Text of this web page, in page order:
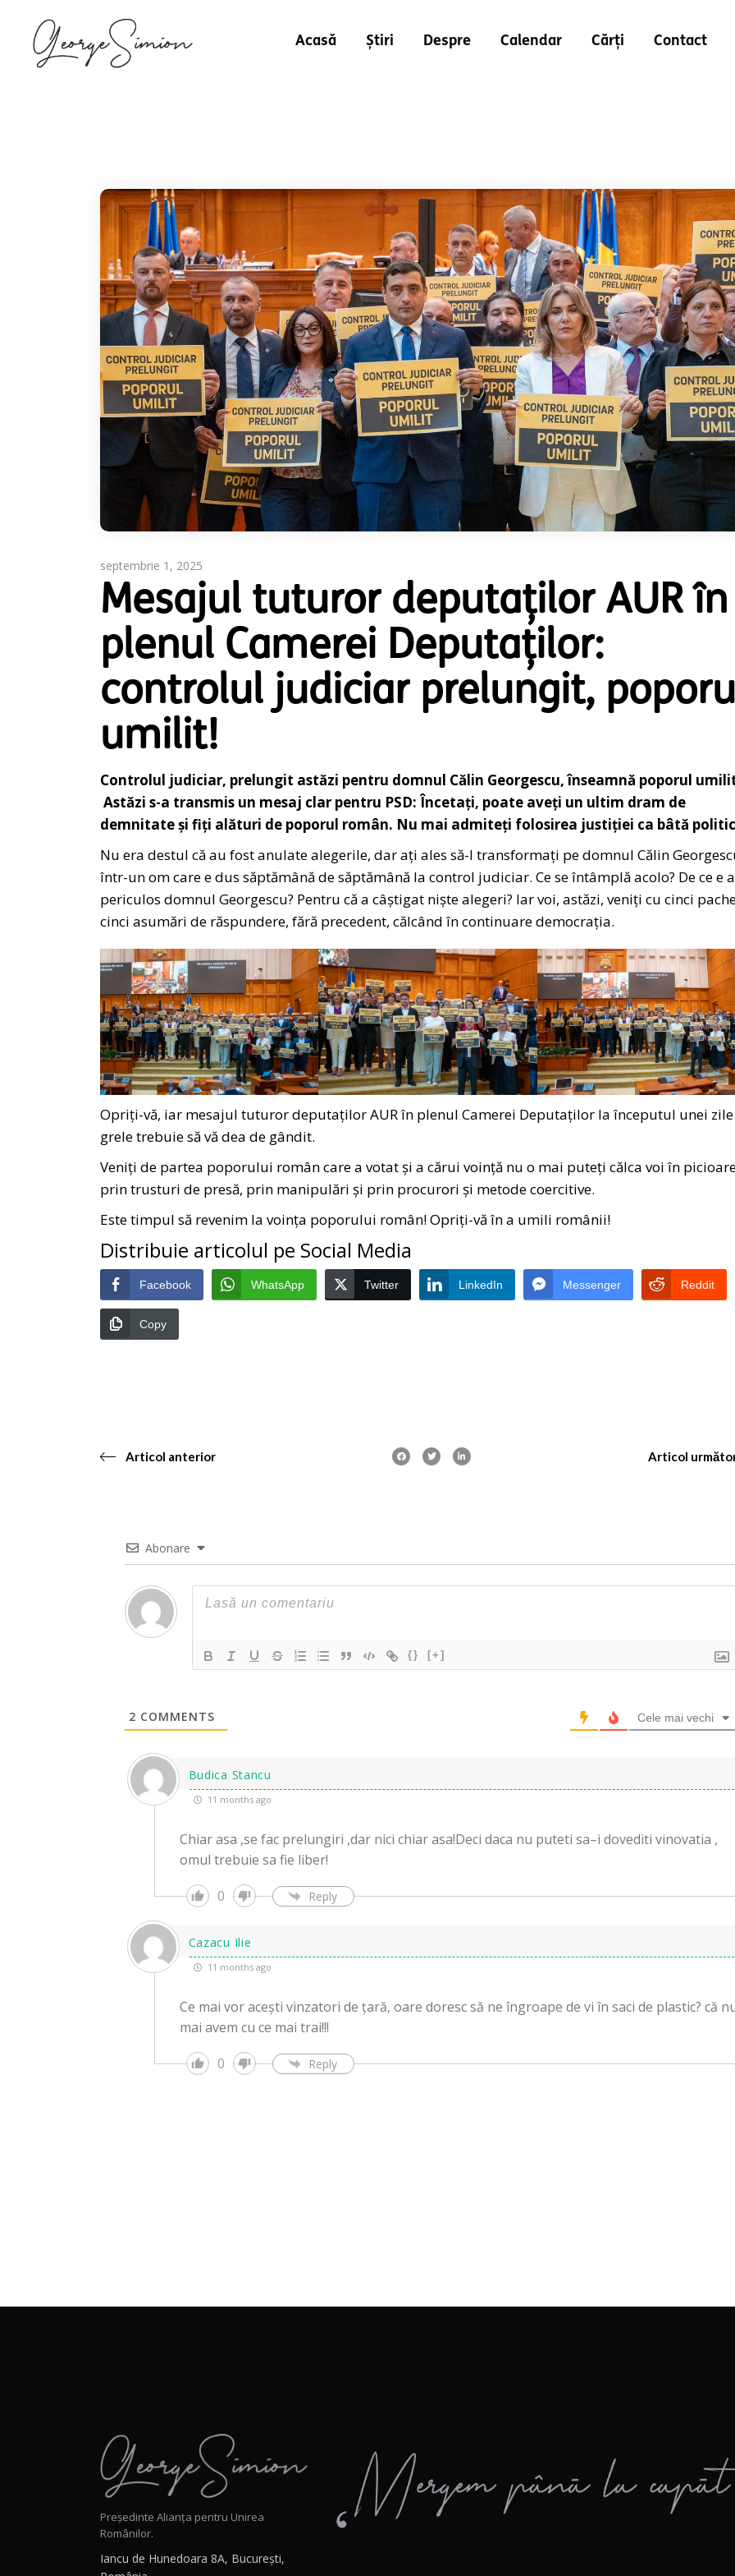
Acasă Știri Despre Calendar Cărți Contact
septembrie 1, 2025
Mesajul tuturor deputaților AUR în
plenul Camerei Deputaților:
controlul judiciar prelungit,
umilit!
Controlul judiciar, prelungit astăzi pentru domnul Călin Georgescu, înseamnă poporul
Astăzi s-a transmis un mesaj clar pentru PSD: Încetați, poate aveți un ultim dram de
demnitate și fiți alături de poporul român. Nu mai admiteți folosirea justiției ca bâtă
Nu era destul că au fost anulate alegerile, dar ați ales să-l transformați pe domnul Călin
într-un om care e dus săptămână de săptămână la control judiciar. Ce se întâmplă acolo? De ce e
periculos domnul Georgescu? Pentru că a câștigat niște alegeri? Iar voi, astăzi, veniți cu cinci
cinci asumări de răspundere, fără precedent, călcând în continuare democrația.
Opriți-vă, iar mesajul tuturor deputaților AUR în plenul Camerei Deputaților la începutul unei zile
grele trebuie să vă dea de gândit.
Veniți de partea poporului român care a votat și a cărui voință nu o mai puteți călca voi în
prin trusturi de presă, prin manipulări și prin procurori și metode coercitive.
Este timpul să revenim la voința poporului român! Opriți-vă în a umili românii!
Distribuie articolul pe Social Media
Facebook WhatsApp Twitter LinkedIn Messenger Reddit
Copy
Articol anterior Articol
Abonare
{} [+]
2 COMMENTS Cele mai vechi
Budica Stancu
11 months ago
Chiar asa ,se fac prelungiri ,dar nici chiar asa!Deci daca nu puteti sa–i dovediti vinovatia ,
omul trebuie sa fie liber!
0
Reply
Cazacu Ilie
11 months ago
Ce mai vor acești vinzatori de țară, oare doresc să ne îngroape de vi în saci de plastic? că
mai avem cu ce mai trai!!!
0
Reply
Președinte Alianța pentru Unirea
Românilor.
Iancu de Hunedoara 8A, București,